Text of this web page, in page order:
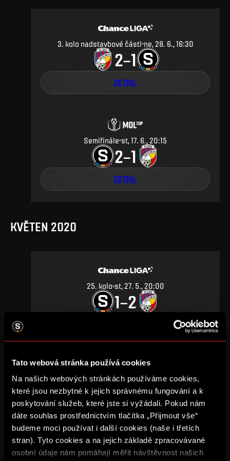
Tato webová stránka používá cookies
Na našich webových stránkách používáme cookies,
které jsou nezbytné k jejich správnému fungování a k
poskytování služeb, které jste si vyžádali. Pokud nám
dáte souhlas prostřednictvím tlačítka „Přijmout vše“
budeme moci používat i další cookies (naše i třetích
stran). Tyto cookies a na jejich základě zpracovávané
osobní údaje nám pomáhají měřit návštěvnost našich
3. kolo nadstavbové části ne, 28. 6., 16:30
2–1
DETAIL
Semifinále st, 17. 6., 20:15
2–1
DETAIL
KVĚTEN 2020
25. kolo st, 27. 5., 20:00
1–2
ZÁŘÍ 2019
11. kolo ne, 29. 9., 18:00
1–0